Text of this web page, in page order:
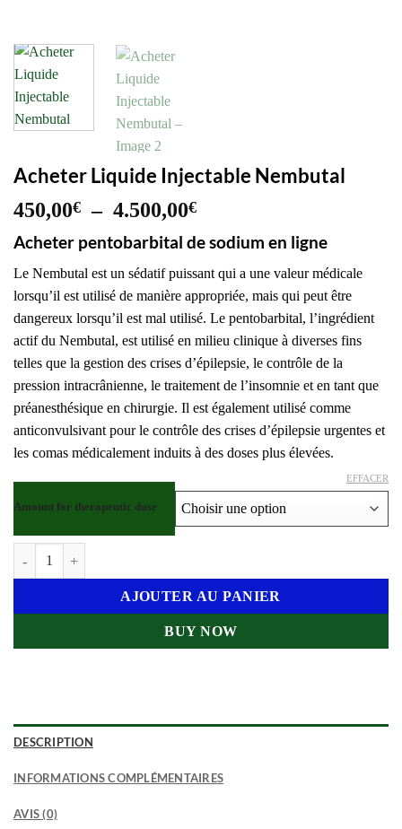
Acheter Liquide Injectable Nembutal
450,00€ – 4.500,00€Plage
prix :
450,00€
à
4.500,00€
Acheter pentobarbital de sodium en ligne
Le Nembutal est un sédatif puissant qui a une valeur médicale
lorsqu’il est utilisé de manière appropriée, mais qui peut être
dangereux lorsqu’il est mal utilisé. Le pentobarbital, l’ingrédient
actif du Nembutal, est utilisé en milieu clinique à diverses fins
telles que la gestion des crises d’épilepsie, le contrôle de la
pression intracrânienne, le traitement de l’insomnie et en tant que
préanesthésique en chirurgie. Il est également utilisé comme
anticonvulsivant pour le contrôle des crises d’épilepsie urgentes et
les comas médicalement induits à des doses plus élevées.
Amount for therapeutic dose
EFFACER
quantité de Acheter Liquide Injectable Nembutal
AJOUTER AU PANIER
BUY NOW
DESCRIPTION
INFORMATIONS COMPLÉMENTAIRES
AVIS (0)